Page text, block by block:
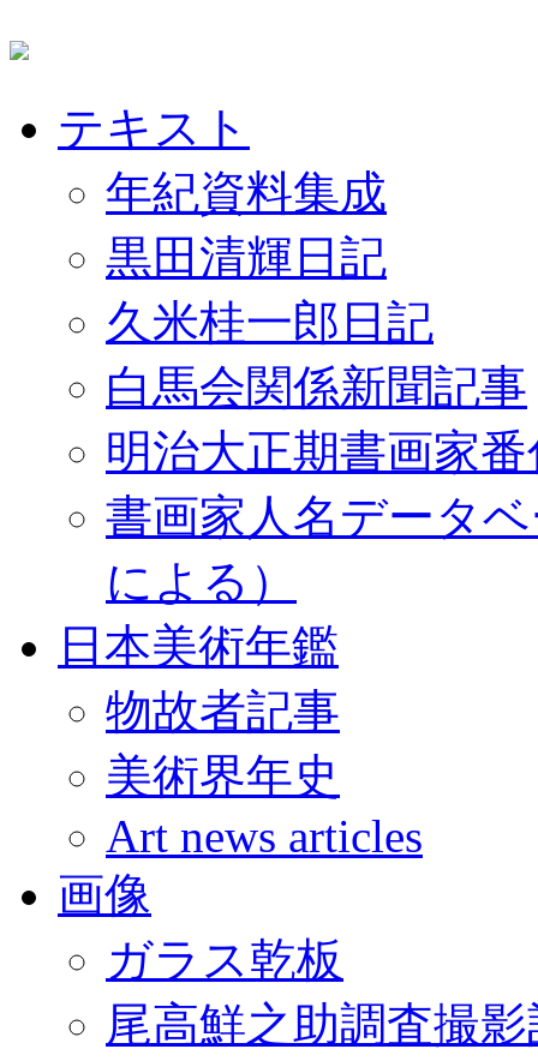
テキスト
年紀資料集成
黒田清輝日記
久米桂一郎日記
白馬会関係新聞記事
明治大正期書画家
書画家人名データ
による）
日本美術年鑑
物故者記事
美術界年史
Art news articles
画像
ガラス乾板
尾高鮮之助調査撮